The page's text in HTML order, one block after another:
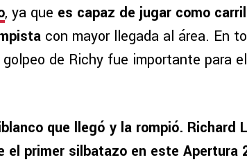
, ya que es capaz de jugar como
con mayor llegada al área. En
de Richy fue importante para
que llegó y la rompió. Richard
el primer silbatazo en este Apertura